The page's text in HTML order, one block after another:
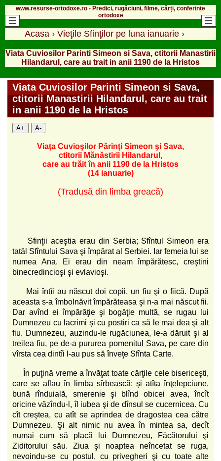
www.resurse-ortodoxe.ro - Predici, rugăciuni, filme, cărți, conferințe
ortodoxe
Acasa › Vieţile Sfinţilor pe luna ianuarie ›
Viata Cuviosilor Parinti Simeon si Sava, ctitorii Manastirii
Hilandarul, care au trait in anii 1190 de la Hristos
Viata Cuviosilor Parinti Simeon si Sava,
ctitorii Manastirii Hilandarul, care au trait
in anii 1190 de la Hristos
A+ A-
Viaţa Cuvioşilor Părinţi Simeon şi Sava,
ctitorii Mănăstirii Hilandarul,
care au trăit în anii 1190 de la Hristos
(14 ianuarie)
(Tradusă din limba greacă)
Sfinţii aceştia erau din Serbia; Sfîntul Simeon era
tatăl Sfîntului Sava şi împărat al Serbiei. Iar femeia lui se
numea Ana. Ei erau din neam împărătesc, creştini
binecredincioşi şi evlavioşi.
Mai întîi au născut doi copii, un fiu şi o fiică. După
aceasta s-a îmbolnăvit împărăteasa şi n-a mai născut fii.
Dar avînd ei împărăţie şi bogăţie multă, se rugau lui
Dumnezeu cu lacrimi şi cu postiri ca să le mai dea şi alt
fiu. Dumnezeu, auzindu-le rugăciunea, le-a dăruit şi al
treilea fiu, pe de-a pururea pomenitul Sava, pe care din
vîrsta cea dintîi l-au pus să înveţe Sfînta Carte.
În puţină vreme a învăţat toate cărţile cele bisericeşti,
care se aflau în limba sîrbească; şi atîta înţelepciune,
bună rînduială, smerenie şi blînd obicei avea, încît
oricine văzîndu-l, îl iubea şi de dînsul se cucernicea. Cu
cît creştea, cu atît se aprindea de dragostea cea către
Dumnezeu. Şi alt nimic nu avea în mintea sa, decît
numai cum să placă lui Dumnezeu, Făcătorului şi
Ziditorului său. Ziua şi noaptea neîncetat se ruga,
nevoindu-se cu postul, cu privegheri şi cu toate alte